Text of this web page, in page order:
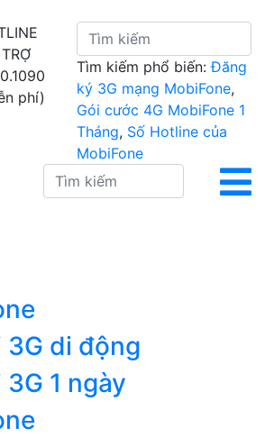
phí)
Tìm kiếm phổ biến: Đăng
ký 3G mạng MobiFone,
Gói cước 4G MobiFone 1
Tháng, Số Hotline của
MobiFone
3G di động
1 ngày